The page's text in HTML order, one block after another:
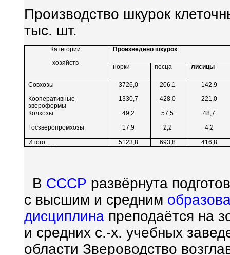
Производство шкурок
тыс. шт.
Категории
хозяйств
Произведено шкурок
норки песца лисицы
Совхозы 3726,0 206,1
142,9
Кооперативные
зверофермы
1330,7 428,0
221,0
Колхозы
49,2 57,5
48,7
Госзверопромхозы
17,9 2,2 4,2
Итого...... 5123,8 693,8 416,8
В СССР развёрнута
с высшим и средним
дисциплина преподаётся на
и средних с.-х. учебных
области Звероводство